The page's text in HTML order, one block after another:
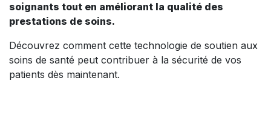
soignants tout en améliorant la qualité des
prestations de soins.
Découvrez comment cette technologie de soutien aux
soins de santé peut contribuer à la sécurité de vos
patients dès maintenant.